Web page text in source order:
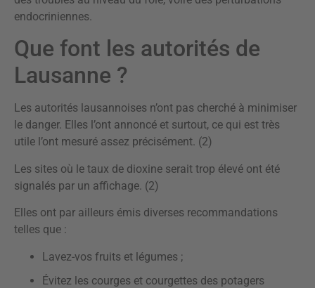
endocriniennes.
Que font les autorités de
Lausanne ?
Les autorités lausannoises n’ont pas cherché à minimiser
le danger. Elles l’ont annoncé et surtout, ce qui est très
utile l’ont mesuré assez précisément. (2)
Les sites où le taux de dioxine serait trop élevé ont été
signalés par un affichage. (2)
Elles ont par ailleurs émis diverses recommandations
telles que :
Lavez-vos fruits et légumes ;
Évitez les courges et courgettes des potagers